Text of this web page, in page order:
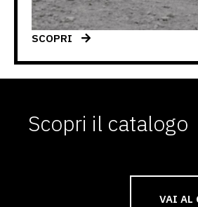
SCOPRI
Scopri il catalogo
VAI AL